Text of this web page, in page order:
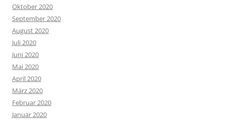
Oktober 2020
September 2020
August 2020
Juli 2020
Juni 2020
Mai 2020
April 2020
März 2020
Februar 2020
Januar 2020